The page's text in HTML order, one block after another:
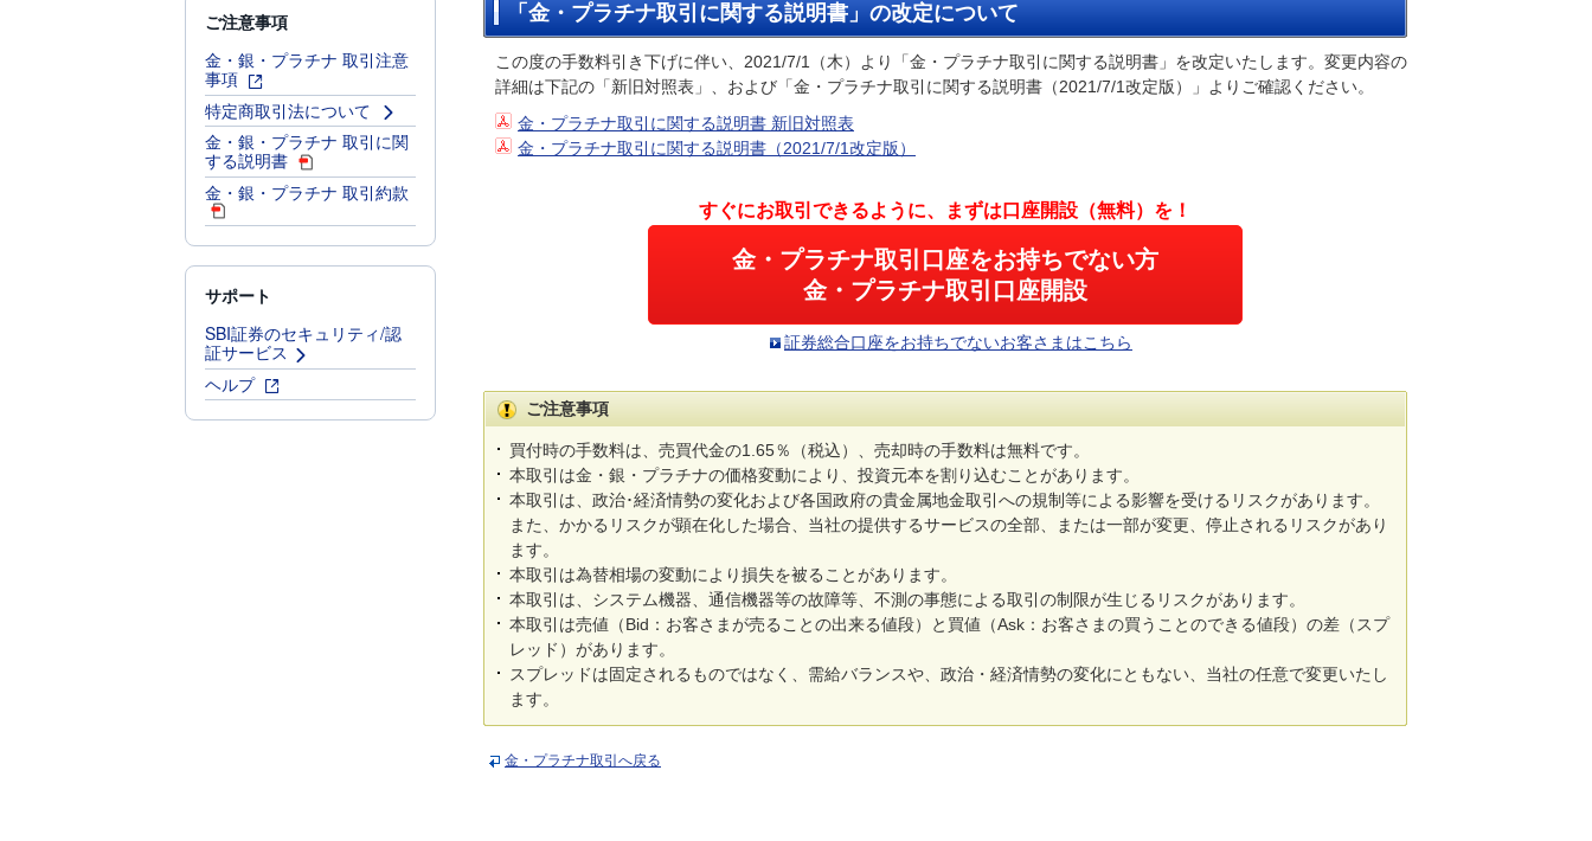
ご注意事項
金・銀・プラチナ 取引注意
事項
特定商取引法について
金・銀・プラチナ 取引に関
する説明書
金・銀・プラチナ 取引約款
サポート
SBI証券のセキュリティ/認
証サービス
ヘルプ
「金・プラチナ取引に関する説明書」の改定について
この度の手数料引き下げに伴い、2021/7/1（木）より「金・プラチナ取引に関する説明書」を改定いたします。変更内容の
詳細は下記の「新旧対照表」、および「金・プラチナ取引に関する説明書（2021/7/1改定版）」よりご確認ください。
金・プラチナ取引に関する説明書 新旧対照表
金・プラチナ取引に関する説明書（2021/7/1改定版）
すぐにお取引できるように、 まずは口座開設（無料）を！
金・プラチナ取引口座をお持ちでない方
金・プラチナ取引口座開設
証券総合口座をお持ちでないお客さまはこちら
ご注意事項
買付時の手数料は、売買代金の1.65％（税込）、売却時の手数料は無料です。
本取引は金・銀・プラチナの価格変動により、投資元本を割り込むことがあります。
本取引は、政治･経済情勢の変化および各国政府の貴金属地金取引への規制等による影響を受けるリスクがあります。
また、かかるリスクが顕在化した場合、当社の提供するサービスの全部、または一部が変更、停止されるリスクがあり
ます。
本取引は為替相場の変動により損失を被ることがあります。
本取引は、システム機器、通信機器等の故障等、不測の事態による取引の制限が生じるリスクがあります。
本取引は売値（Bid：お客さまが売ることの出来る値段）と買値（Ask：お客さまの買うことのできる値段）の差（スプ
レッド）があります。
スプレッドは固定されるものではなく、需給バランスや、政治・経済情勢の変化にともない、当社の任意で変更いたし
ます。
金・プラチナ取引へ戻る